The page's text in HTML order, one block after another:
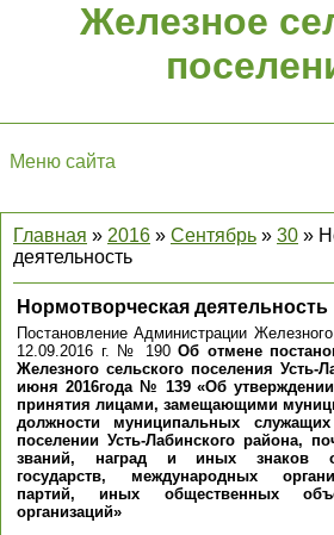
Железное
Меню сайта
Главная » 2016 » Сентябрь » 30 »
деятельность
Нормотворческая деятельность
Постановление Администрации
12.09.2016 г. № 190Об отмене
Железного сельского поселения Усть-
июня 2016года № 139 «Об
принятия лицами, замещающими
должности муниципальных служащих
поселении Усть-Лабинского района,
званий, наград и иных знаков
государств, международных
партий, иных общественных
организаций»